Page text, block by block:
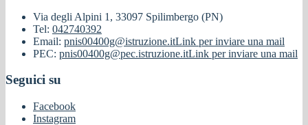
Via degli Alpini 1, 33097 Spilimbergo (PN)
Tel: 042740392
Email: pnis00400g@istruzione.itLink per inviare una mail
PEC: pnis00400g@pec.istruzione.itLink per inviare una mail
Seguici su
Facebook
Instagram